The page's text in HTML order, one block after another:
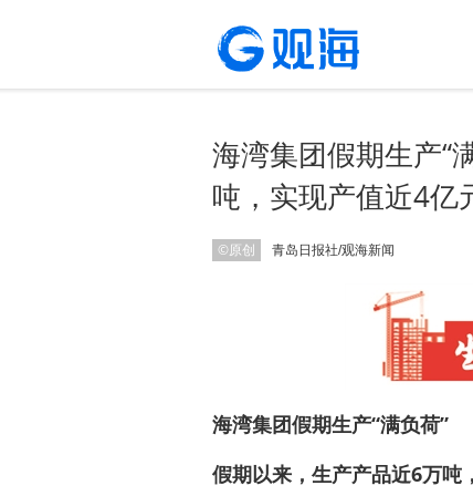
海湾集团假期生产“
吨，实现产值近4亿
©原创 青岛日报社/观海新闻
海湾集团假期生产“满负荷”
假期以来，生产产品近6万吨